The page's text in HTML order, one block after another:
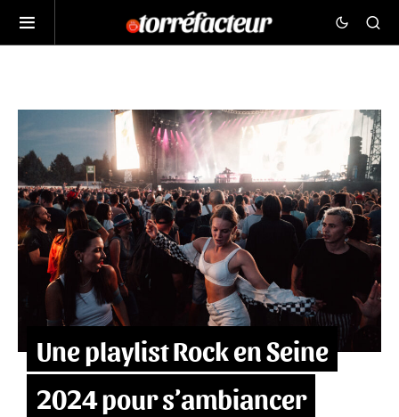
Une playlist Rock en Seine
2024 pour s’ambiancer